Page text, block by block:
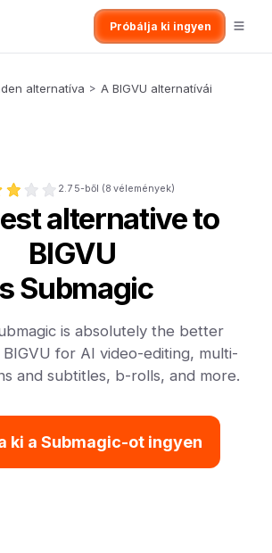
Próbálja ki ingyen
alternatíva > A BIGVU alternatívái
2.7 5-ből (8 vélemények)
alternative to
BIGVU
Submagic
is absolutely the better
for AI video-editing, multi-
and subtitles, b-rolls, and more.
ki a Submagic-ot ingyen